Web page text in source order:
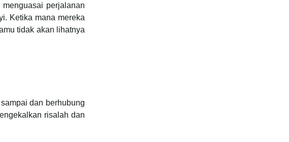
perjalanan
Ketika mana mereka
tidak akan lihatnya
dan berhubung
risalah dan